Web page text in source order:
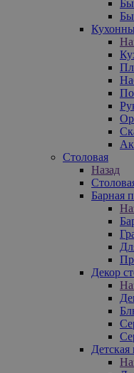
Столовая
Назад
Барная
Декор
Детская